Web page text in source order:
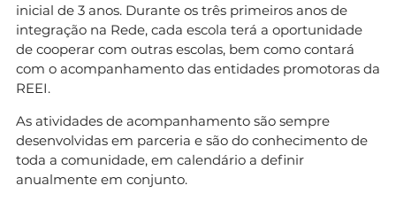
inicial de 3 anos. Durante os três primeiros anos de
integração na Rede, cada escola terá a oportunidade
de cooperar com outras escolas, bem como contará
com o acompanhamento das entidades promotoras da
REEI.
As atividades de acompanhamento são sempre
desenvolvidas em parceria e são do conhecimento de
toda a comunidade, em calendário a definir
anualmente em conjunto.